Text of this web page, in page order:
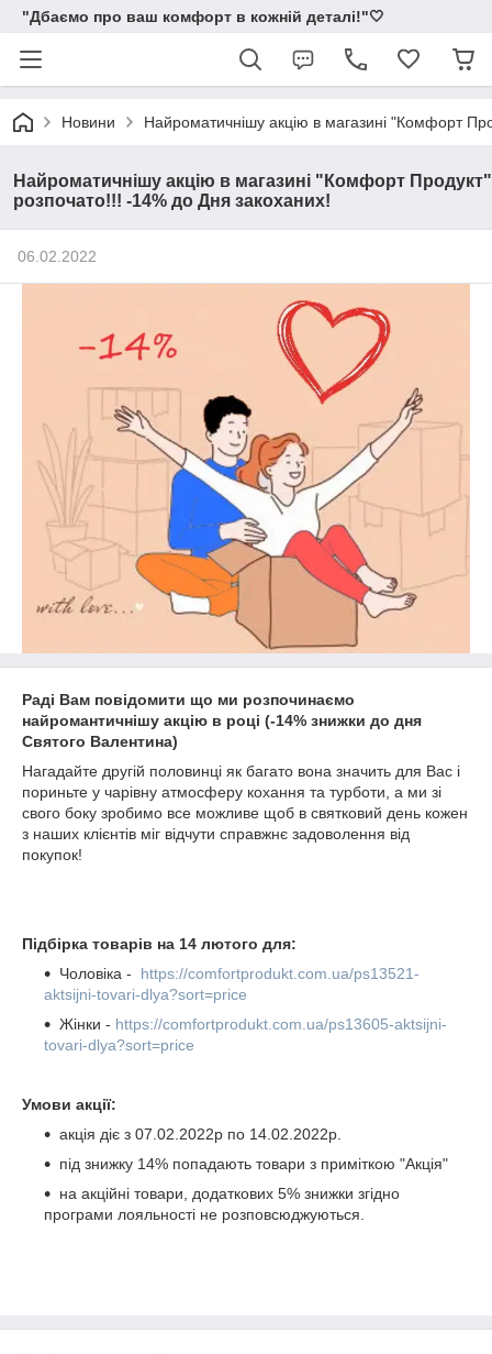
"Дбаємо про ваш комфорт в кожній деталі!"🤍
Новини Найроматичнішу акцію в магазині "Комфорт
Найроматичнішу акцію в магазині "Комфорт Продукт"
розпочато!!! -14% до Дня закоханих!
06.02.2022
Раді Вам повідомити що ми розпочинаємо
найромантичнішу акцію в році (-14% знижки до дня
Святого Валентина)
Нагадайте другій половинці як багато вона значить для Вас і
пориньте у чарівну атмосферу кохання та турботи, а ми зі
свого боку зробимо все можливе щоб в святковий день кожен
з наших клієнтів міг відчути справжнє задоволення від
покупок!
Підбірка товарів на 14 лютого для:
Чоловіка -
https://comfortprodukt.com.ua/ps13521-
aktsijni-tovari-dlya?sort=price
Жінки - https://comfortprodukt.com.ua/ps13605-aktsijni-
tovari-dlya?sort=price
Умови акції:
акція діє з 07.02.2022р по 14.02.2022р.
під знижку 14% попадають товари з приміткою "Акція"
на акційні товари, додаткових 5% знижки згідно
програми лояльності не розповсюджуються.